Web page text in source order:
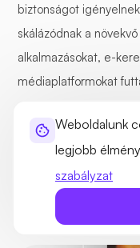
Weboldalunk
legjobb
szabályzat
biztonságot
skálázódnak a
alkalmazásokat, e-
médiaplatformokat
Nagy órajelű
Dedikált I/O